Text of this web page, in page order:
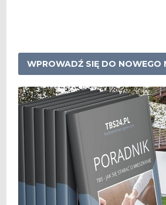
WPROWADŹ SIĘ DO NOWEGO